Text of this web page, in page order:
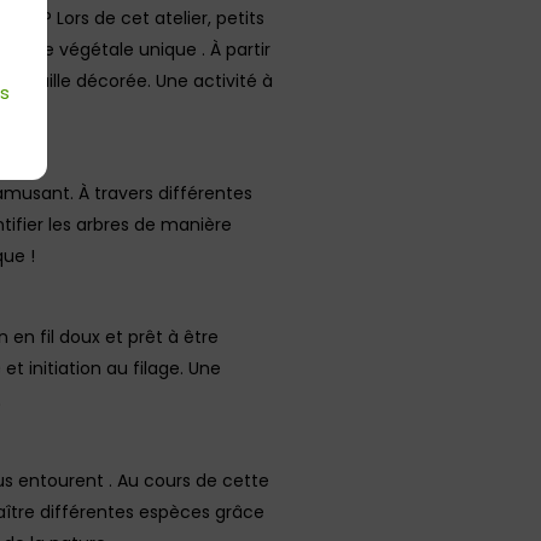
? Lors de cet atelier, petits
végétale unique . À partir
feuille décorée. Une activité à
À travers différentes
les arbres de manière
!
en fil doux et prêt à être
initiation au filage. Une
entourent . Au cours de cette
différentes espèces grâce